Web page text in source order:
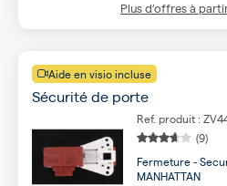
Plus d’offres à
Aide en visio incluse
Sécurité de porte
Ref. produit :
(9)
Fermeture -
MANHATTAN